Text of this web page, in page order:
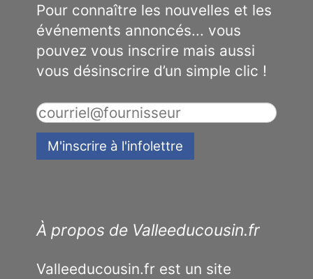
Pour connaître les nouvelles et les
événements annoncés... vous
pouvez vous inscrire mais aussi
vous désinscrire d’un simple clic !
À propos de Valleeducousin.fr
Valleeducousin.fr est un site